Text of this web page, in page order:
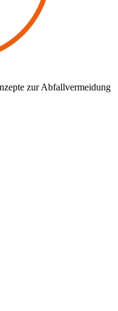
zur Abfallvermeidung